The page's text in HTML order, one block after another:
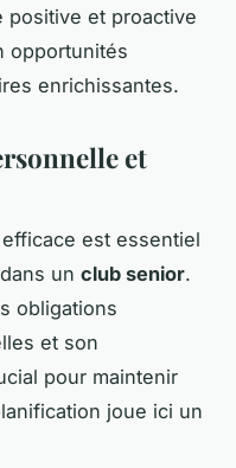
positive et proactive
opportunités
enrichissantes.
et
est essentiel
un club senior.
obligations
et son
pour maintenir
joue ici un